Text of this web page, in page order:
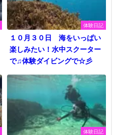
体験日記
１０月３０日 海をいっぱい
楽しみたい！水中スクーター
で♫体験ダイビングで☆彡
体験日記